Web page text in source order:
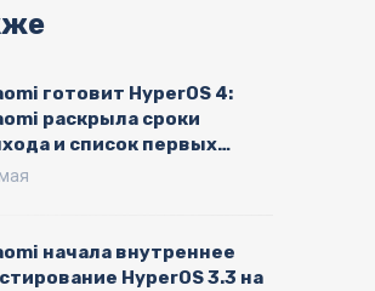
готовит HyperOS 4:
раскрыла сроки
и список первых
начала внутреннее
HyperOS 3.3 на